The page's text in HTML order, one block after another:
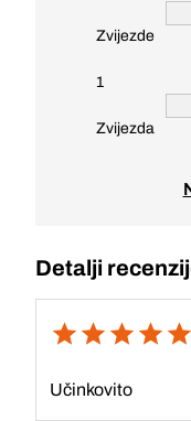
Zvijezde
1
Zvijezda
Detalji
Učinkovito